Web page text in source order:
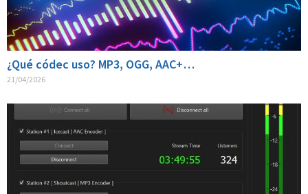
¿Qué códec uso? MP3, OGG, AAC+…
21/04/2026